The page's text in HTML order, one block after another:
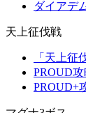
ダイアデ
天上征伐戦
「天上征
PROUD攻
PROUD+